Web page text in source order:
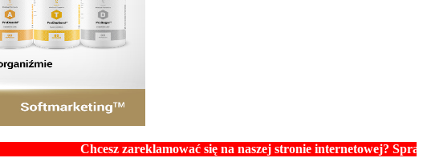
Chcesz zareklamować się na naszej stronie internetowej? Sprawdź